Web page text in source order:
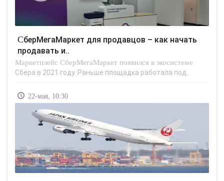
СберМегаМаркет для продавцов – как начать
продавать и..
Маркетплейс СберМегаМаркет появился в экосистеме
Сбера в 2021 году. Раньше площадка работала под..
22-мая, 10:30